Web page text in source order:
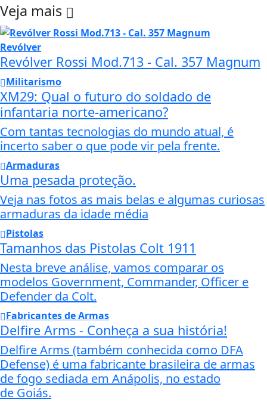
Veja mais
Revólver
Revólver Rossi Mod.713 - Cal. 357 Magnum
Militarismo
XM29: Qual o futuro do soldado de
infantaria norte-americano?
Com tantas tecnologias do mundo atual, é
incerto saber o que pode vir pela frente.
Armaduras
Uma pesada proteção.
Veja nas fotos as mais belas e algumas curiosas
armaduras da idade média
Pistolas
Tamanhos das Pistolas Colt 1911
Nesta breve análise, vamos comparar os
modelos Government, Commander, Officer e
Defender da Colt.
Fabricantes de Armas
Delfire Arms - Conheça a sua história!
Delfire Arms (também conhecida como DFA
Defense) é uma fabricante brasileira de armas
de fogo sediada em Anápolis, no estado
de Goiás.